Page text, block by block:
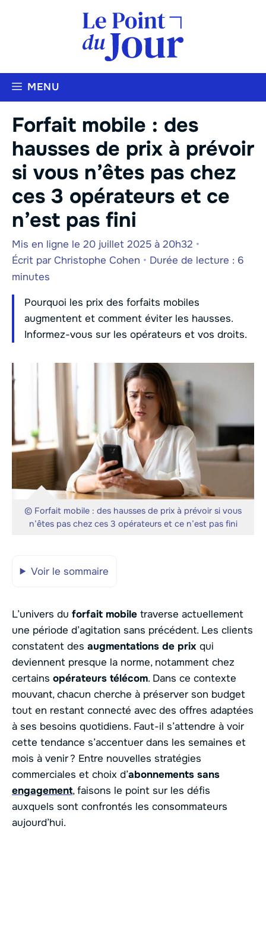
MENU
Forfait mobile : des
hausses de prix à prévoir
si vous n’êtes pas chez
ces 3 opérateurs et ce
n’est pas fini
Mis en ligne le 20 juillet 2025 à 20h32 •
Écrit par Christophe Cohen • Durée de lecture : 6
minutes
Pourquoi les prix des forfaits mobiles
augmentent et comment éviter les hausses.
Informez-vous sur les opérateurs et vos droits.
© Forfait mobile : des hausses de prix à prévoir si vous
n’êtes pas chez ces 3 opérateurs et ce n’est pas fini
Voir le sommaire
L’univers du forfait mobile traverse actuellement
une période d’agitation sans précédent. Les clients
constatent des augmentations de prix qui
deviennent presque la norme, notamment chez
certains opérateurs télécom. Dans ce contexte
mouvant, chacun cherche à préserver son budget
tout en restant connecté avec des offres adaptées
à ses besoins quotidiens. Faut-il s’attendre à voir
cette tendance s’accentuer dans les semaines et
mois à venir ? Entre nouvelles stratégies
commerciales et choix d’abonnements sans
engagement, faisons le point sur les défis
auxquels sont confrontés les consommateurs
aujourd’hui.